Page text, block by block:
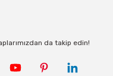
da takip edin!